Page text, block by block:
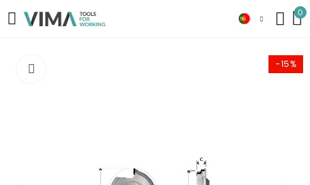
0
-15%